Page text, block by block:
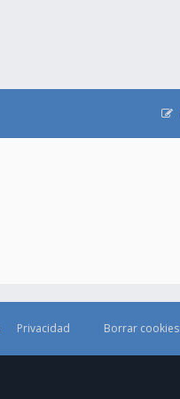
Borrar cookies
Privacidad